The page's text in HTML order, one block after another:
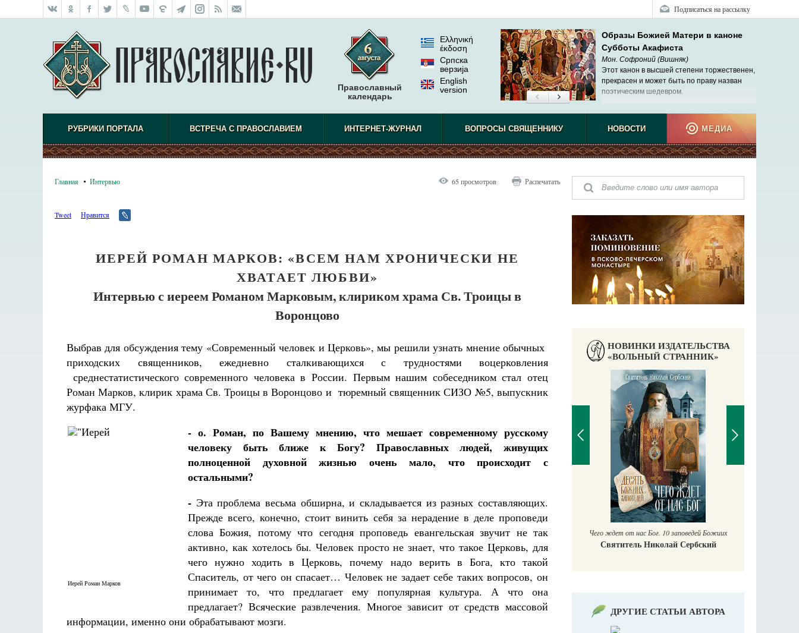
Подписаться на рассылку
Православный
календарь
Ελληνική
έκδοση
Српска
верзиjа
English
version
Образы Божией Матери в каноне
Субботы Акафиста
Мон. Софроний (Вишняк)
Этот канон в высшей степени торжественен,
прекрасен и может быть по праву назван
поэтическим шедевром.
РУБРИКИ ПОРТАЛА ВСТРЕЧА С ПРАВОСЛАВИЕМ ИНТЕРНЕТ-ЖУРНАЛ ВОПРОСЫ СВЯЩЕННИКУ НОВОСТИ МЕДИА
Главная Интервью 65 просмотров Распечатать
Tweet Нравится
ИЕРЕЙ РОМАН МАРКОВ: «ВСЕМ НАМ ХРОНИЧЕСКИ НЕ
ХВАТАЕТ ЛЮБВИ»
Интервью с иереем Романом Марковым, клириком храма Св. Троицы в
Воронцово
Выбрав для обсуждения тему «Современный человек и Церковь», мы решили узнать мнение обычных
приходских священников, ежедневно сталкивающихся с трудностями воцерковления
среднестатистического современного человека в России. Первым нашим собеседником стал отец
Роман Марков, клирик храма Св. Троицы в Воронцово и тюремный священник СИЗО №5, выпускник
журфака МГУ.
Иерей Роман Марков
- о. Роман, по Вашему мнению, что мешает современному русскому
человеку быть ближе к Богу? Православных людей, живущих
полноценной духовной жизнью очень мало, что происходит с
остальными?
- Эта проблема весьма обширна, и складывается из разных составляющих.
Прежде всего, конечно, стоит винить себя за нерадение в деле проповеди
слова Божия, потому что сегодня проповедь евангельская звучит не так
активно, как хотелось бы. Человек просто не знает, что такое Церковь, для
чего нужно ходить в Церковь, почему надо верить в Бога, кто такой
Спаситель, от чего он спасает… Человек не задает себе таких вопросов, он
принимает то, что предлагает ему популярная культура. А что она
предлагает? Всяческие развлечения. Многое зависит от средств массовой
информации, именно они обрабатывают мозги.
НОВИНКИ ИЗДАТЕЛЬСТВА
«ВОЛЬНЫЙ СТРАННИК»
Как найти своё место в жизни
Великомученик Георгий Победоносец. Научись у
святого
Роман Котов Чего ждет от нас Бог. 10 заповедей Божиих
Святитель Николай Сербский
ДРУГИЕ СТАТЬИ АВТОРА